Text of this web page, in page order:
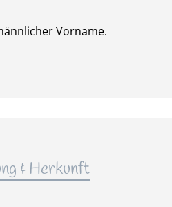
Vorname.
& Herkunft